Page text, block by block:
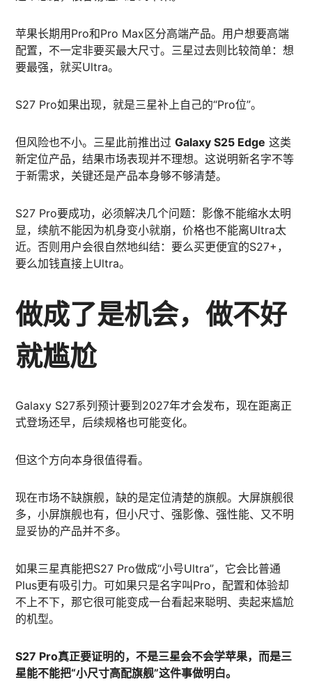
苹果长期用Pro和Pro Max区分高端产品。用户想要高端
配置，不一定非要买最大尺寸。三星过去则比较简单：想
要最强，就买Ultra。
S27 Pro如果出现，就是三星补上自己的“Pro位”。
但风险也不小。三星此前推出过Galaxy S25 Edge 这类
新定位产品，结果市场表现并不理想。这说明新名字不等
于新需求，关键还是产品本身够不够清楚。
S27 Pro要成功，必须解决几个问题：影像不能缩水太明
显，续航不能因为机身变小就崩，价格也不能离Ultra太
近。否则用户会很自然地纠结：要么买更便宜的S27+，
要么加钱直接上Ultra。
做成了是机会，做不好
就尴尬
Galaxy S27系列预计要到2027年才会发布，现在距离正
式登场还早，后续规格也可能变化。
但这个方向本身很值得看。
现在市场不缺旗舰，缺的是定位清楚的旗舰。大屏旗舰很
多，小屏旗舰也有，但小尺寸、强影像、强性能、又不明
显妥协的产品并不多。
如果三星真能把S27 Pro做成“小号Ultra”，它会比普通
Plus更有吸引力。可如果只是名字叫Pro，配置和体验却
不上不下，那它很可能变成一台看起来聪明、卖起来尴尬
的机型。
S27 Pro真正要证明的，不是三星会不会学苹果，而是三
星能不能把“小尺寸高配旗舰”这件事做明白。